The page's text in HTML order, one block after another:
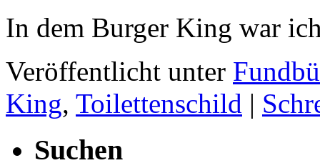
In dem Burger King war
Veröffentlicht unter
King, Toilettenschild |
Suchen